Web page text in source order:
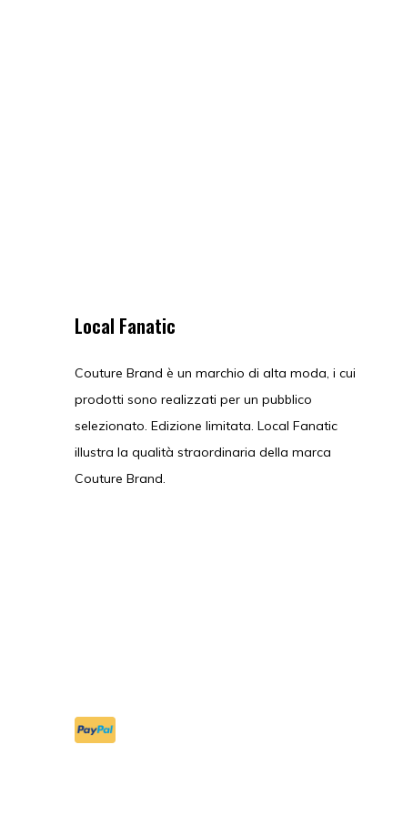
Local Fanatic
Couture Brand è un marchio di alta moda, i cui
prodotti sono realizzati per un pubblico
selezionato. Edizione limitata. Local Fanatic
illustra la qualità straordinaria della marca
Couture Brand.